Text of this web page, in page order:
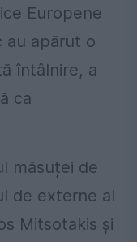
Europene
au apărut o
întâlnire, a
ca
măsuței de
de externe al
Mitsotakis şi